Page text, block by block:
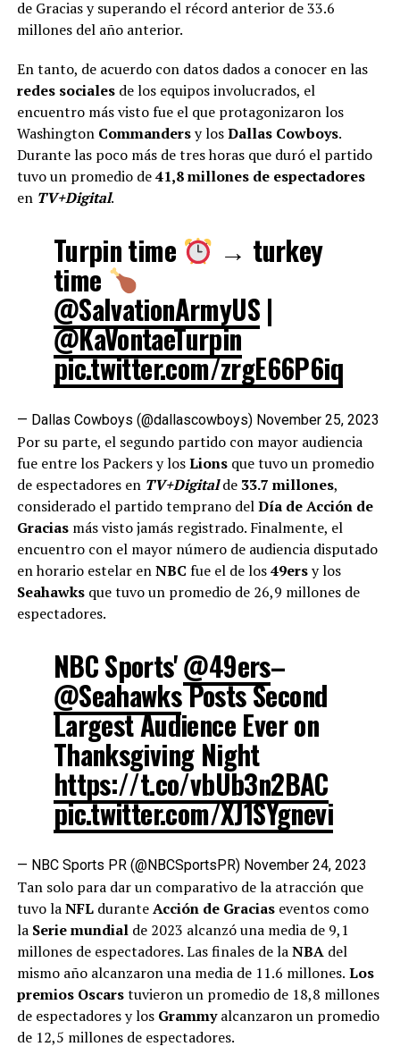
de Gracias y superando el récord anterior de 33.6
millones del año anterior.
En tanto, de acuerdo con datos dados a conocer en las
redes sociales de los equipos involucrados, el
encuentro más visto fue el que protagonizaron los
Washington Commandersy losDallas Cowboys.
Durante las poco más de tres horas que duró el partido
tuvo un promedio de41,8 millones de espectadores
en TV+Digital.
Turpin time → turkey
time
@SalvationArmyUS |
@KaVontaeTurpin
pic.twitter.com/zrgE66P6iq
— Dallas Cowboys (@dallascowboys) November 25, 2023
Por su parte, el segundo partido con mayor audiencia
fue entre los Packers y losLionsque tuvo un promedio
de espectadores en TV+Digitalde 33.7 millones,
considerado el partido temprano delDía de Acción de
Graciasmás visto jamás registrado. Finalmente, el
encuentro con el mayor número de audiencia disputado
en horario estelar enNBC fue el de los49ersy los
Seahawksque tuvo un promedio de 26,9 millones de
espectadores.
NBC Sports'@49ers–
@SeahawksPosts Second
Largest Audience Ever on
Thanksgiving Night
https://t.co/vbUb3n2BAC
pic.twitter.com/XJ1SYgnevi
— NBC Sports PR (@NBCSportsPR) November 24, 2023
Tan solo para dar un comparativo de la atracción que
tuvo laNFLduranteAcción de Graciaseventos como
la Serie mundial de 2023 alcanzó una media de 9,1
millones de espectadores. Las finales de laNBAdel
mismo año alcanzaron una media de 11.6 millones. Los
premios Oscarstuvieron un promedio de 18,8 millones
de espectadores y los Grammyalcanzaron un promedio
de 12,5 millones de espectadores.